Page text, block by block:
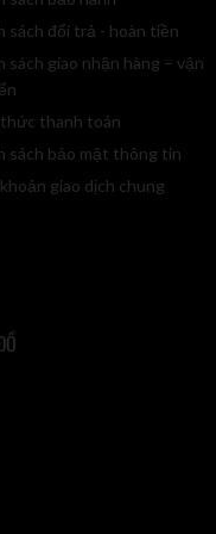
Portugal, Bồ Đào
rượu vang lớn nhất
mỗi thành viên
nho được làm
ép nho được thực
sách đổi trả - hoàn tiền
sách giao nhận hàng – vận
thanh toán
sách bảo mật thông tin
giao dịch chung